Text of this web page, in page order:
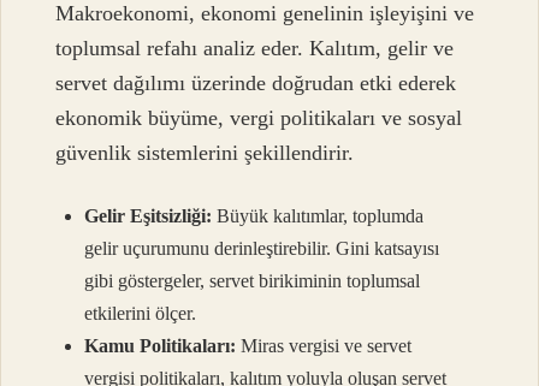
Makroekonomi, ekonomi genelinin işleyişini ve
toplumsal refahı analiz eder. Kalıtım, gelir ve
servet dağılımı üzerinde doğrudan etki ederek
ekonomik büyüme, vergi politikaları ve sosyal
güvenlik sistemlerini şekillendirir.
Gelir Eşitsizliği: Büyük kalıtımlar, toplumda
gelir uçurumunu derinleştirebilir. Gini katsayısı
gibi göstergeler, servet birikiminin toplumsal
etkilerini ölçer.
Kamu Politikaları: Miras vergisi ve servet
vergisi politikaları, kalıtım yoluyla oluşan servet